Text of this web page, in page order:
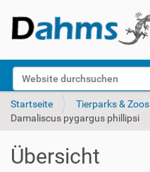
Website durchsuchen
k
Startseite Tierparks & Zoos
Damaliscus pygargus phillipsi
Übersicht